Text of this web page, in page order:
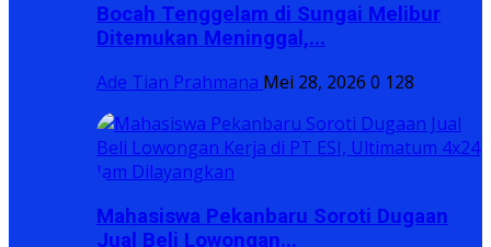
Bocah Tenggelam di Sungai Melibur
Ditemukan Meninggal,...
Ade Tian Prahmana Mei 28, 2026 0 128
Mahasiswa Pekanbaru Soroti Dugaan
Jual Beli Lowongan...